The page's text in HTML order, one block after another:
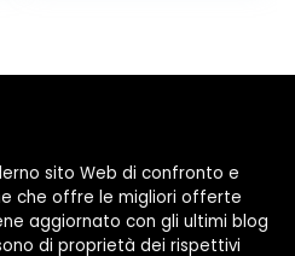
(Bianco-2)
sito Web di confronto e
che offre le migliori offerte
aggiornato con gli ultimi blog
di proprietà dei rispettivi